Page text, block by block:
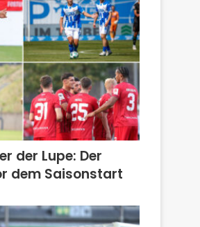
der Lupe: Der
dem Saisonstart